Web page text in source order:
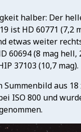
halber: Der
ist HD 60771 (7,2
etwas weiter
60694 (8 mag hell,
37103 (10,7 mag).
Summenbild aus 18
ISO 800 und